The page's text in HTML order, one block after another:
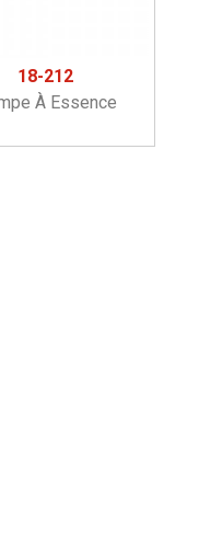
18-212
À Essence